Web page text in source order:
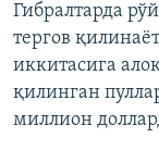
Гибралтарда
тергов
иккитасига
қилинган
миллион